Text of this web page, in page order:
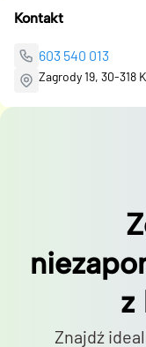
Kontakt
603 540 013
Zagrody 19, 30-318
z
Znajdź